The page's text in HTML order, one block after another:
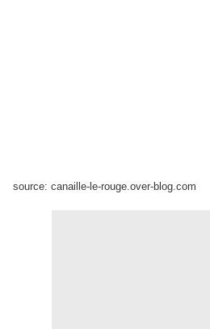
source: canaille-le-rouge.over-blog.com